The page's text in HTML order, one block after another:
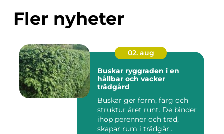
Fler nyheter
02. aug
Buskar ryggraden i en
hållbar och vacker
trädgård
Buskar ger form, färg och
struktur året runt. De binder
ihop perenner och träd,
skapar rum i trädgår...